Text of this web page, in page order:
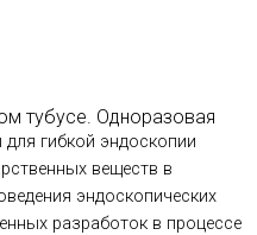
тубусе. Одноразовая
гибкой эндоскопии
веществ в
эндоскопических
разработок в процессе